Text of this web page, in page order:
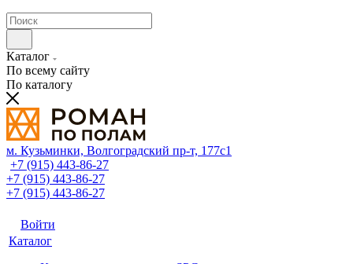
Каталог
По всему сайту
По каталогу
м. Кузьминки, Волгоградский пр‑т, 177с1
+7 (915) 443-86-27
+7 (915) 443-86-27
+7 (915) 443-86-27
Войти
Каталог